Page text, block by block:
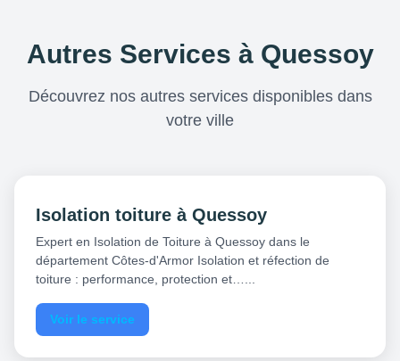
Autres Services à Quessoy
Découvrez nos autres services disponibles dans
votre ville
Isolation toiture à Quessoy
Expert en Isolation de Toiture à Quessoy dans le
département Côtes-d'Armor Isolation et réfection de
toiture : performance, protection et…...
Voir le service